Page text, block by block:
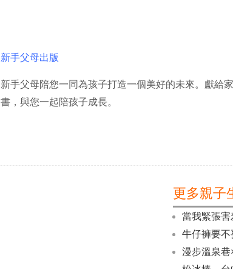
新手父母出版
新手父母陪您一同為孩子打造一個美好的未來。獻給
書，與您一起陪孩子成長。
更多親子
當我緊張害
牛仔褲要不
漫步溫泉